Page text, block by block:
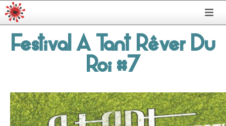
Festival A Tant Rêver Du
Roi #7